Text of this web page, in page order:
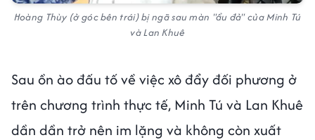
Hoàng Thùy (ở góc bên trái) bị ngã sau màn "ẩu đả" của Minh Tú
và Lan Khuê
Sau ồn ào đấu tố về việc xô đẩy đối phương ở
trên chương trình thực tế, Minh Tú và Lan Khuê
dần dần trở nên im lặng và không còn xuất